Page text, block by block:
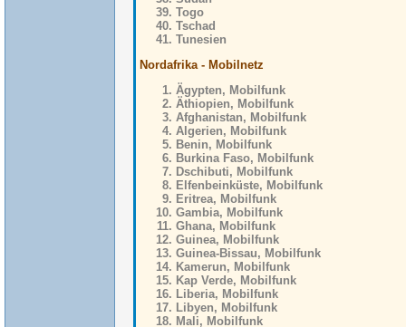
Togo
Tschad
Tunesien
Nordafrika - Mobilnetz
Ägypten, Mobilfunk
Äthiopien, Mobilfunk
Afghanistan, Mobilfunk
Algerien, Mobilfunk
Benin, Mobilfunk
Burkina Faso, Mobilfunk
Dschibuti, Mobilfunk
Elfenbeinküste, Mobilfunk
Eritrea, Mobilfunk
Gambia, Mobilfunk
Ghana, Mobilfunk
Guinea, Mobilfunk
Guinea-Bissau, Mobilfunk
Kamerun, Mobilfunk
Kap Verde, Mobilfunk
Liberia, Mobilfunk
Libyen, Mobilfunk
Mali, Mobilfunk